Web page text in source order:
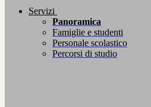
Servizi
Panoramica
Famiglie e studenti
Personale scolastico
Percorsi di studio